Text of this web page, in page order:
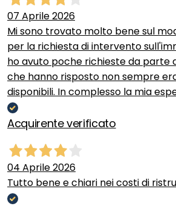
07 Aprile 2026
Mi sono trovato molto bene sul
per la richiesta di intervento
ho avuto poche richieste da parte
che hanno risposto non sempre
disponibili. In complesso la mia
Acquirente verificato
04 Aprile 2026
Tutto bene e chiari nei costi di